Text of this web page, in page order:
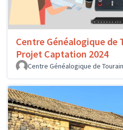
Centre Généalogique de
Projet Captation 2024
Centre Généalogique de